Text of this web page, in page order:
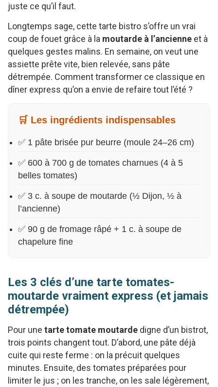
juste ce qu’il faut.
Longtemps sage, cette tarte bistro s’offre un vrai
coup de fouet grâce à la moutarde à l’ancienne et à
quelques gestes malins. En semaine, on veut une
assiette prête vite, bien relevée, sans pâte
détrempée. Comment transformer ce classique en
dîner express qu’on a envie de refaire tout l’été ?
🛒 Les ingrédients indispensables
✅ 1 pâte brisée pur beurre (moule 24–26 cm)
✅ 600 à 700 g de tomates charnues (4 à 5
belles tomates)
✅ 3 c. à soupe de moutarde (½ Dijon, ½ à
l’ancienne)
✅ 90 g de fromage râpé + 1 c. à soupe de
chapelure fine
Les 3 clés d’une tarte tomates-
moutarde vraiment express (et jamais
détrempée)
Pour une tarte tomate moutarde digne d’un bistrot,
trois points changent tout. D’abord, une pâte déjà
cuite qui reste ferme : on la précuit quelques
minutes. Ensuite, des tomates préparées pour
limiter le jus ; on les tranche, on les sale légèrement,